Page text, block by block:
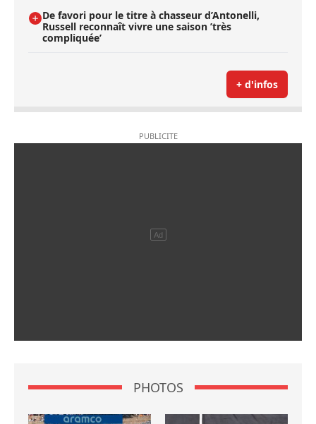
De favori pour le titre à chasseur d’Antonelli,
Russell reconnaît vivre une saison ’très
compliquée’
+ d'infos
PHOTOS